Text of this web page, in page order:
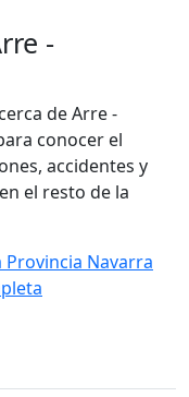
-
de Arre -
conocer el
accidentes y
el resto de la
Provincia Navarra